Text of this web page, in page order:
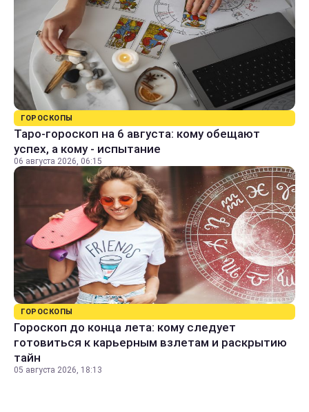
ГОРОСКОПЫ
Таро-гороскоп на 6 августа: кому обещают
успех, а кому - испытание
06 августа 2026, 06:15
ГОРОСКОПЫ
Гороскоп до конца лета: кому следует
готовиться к карьерным взлетам и раскрытию
тайн
05 августа 2026, 18:13